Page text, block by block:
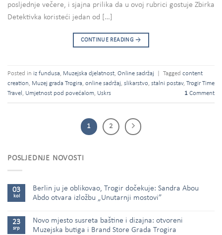
posljednje večere, i sjajna prilika da u ovoj rubrici gostuje Zbirka
Detektivka koristeći jedan od […]
CONTINUE READING →
Posted in iz fundusa, Muzejska djelatnost, Online sadržaj Tagged content
creation, Muzej grada Trogira, online sadržaj, slikarstvo, stalni postav, Trogir Time
Travel , Umjetnost pod povećalom, Uskrs 1 Comment
1 2
POSLJEDNJE NOVOSTI
03
kol
Berlin ju je oblikovao, Trogir dočekuje: Sandra Abou
Abdo otvara izložbu „Unutarnji mostovi”
23
srp
Novo mjesto susreta baštine i dizajna: otvoreni
Muzejska butiga i Brand Store Grada Trogira